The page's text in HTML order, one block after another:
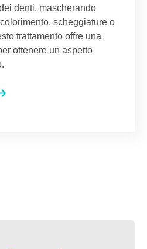
denti, mascherando
scheggiature o
trattamento offre una
ottenere un aspetto